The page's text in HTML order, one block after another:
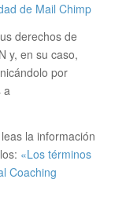
de Mail Chimp
derechos de
y, en su caso,
por
a
la información
«Los términos
Coaching